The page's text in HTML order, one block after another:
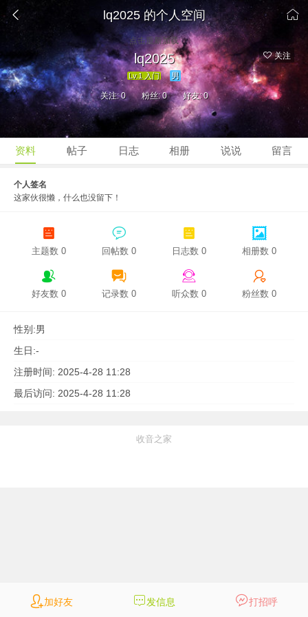
 lq2025 的个人空间 
点击重新加载
lq2025
Lv.1 入门 男
关注
关注: 0 粉丝: 0 好友: 0
资料 帖子 日志 相册 说说 留言
加好友 发信息 打招呼
个人签名
这家伙很懒，什么也没留下！

主题数 0

回帖数 0

日志数 0

相册数 0

好友数 0

记录数 0

听众数 0

粉丝数 0
性别:男
生日:-
注册时间: 2025-4-28 11:28
最后访问: 2025-4-28 11:28
加好友 发信息 打招呼
收音之家